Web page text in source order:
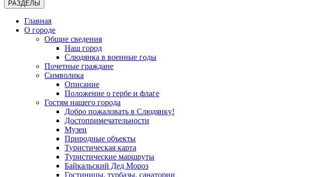
РАЗДЕЛЫ
Главная
О городе
Общие сведения
Наш город
Слюдянка в военные годы
Почетные граждане
Символика
Описание
Положение о гербе и флаге
Гостям нашего города
Добро пожаловать в Слюдянку!
Достопримечательности
Музеи
Природные объекты
Туристическая карта
Туристические маршруты
Байкальский Дед Мороз
Гостиницы, турбазы, санатории